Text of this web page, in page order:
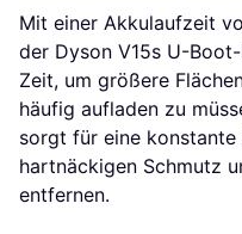
Mit einer Akkulaufzeit
der Dyson V15s U-
Zeit, um größere
häufig aufladen zu
sorgt für eine
hartnäckigen Schmutz
entfernen.